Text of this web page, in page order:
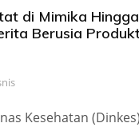
di Mimika Hingga
Berusia
Kesehatan